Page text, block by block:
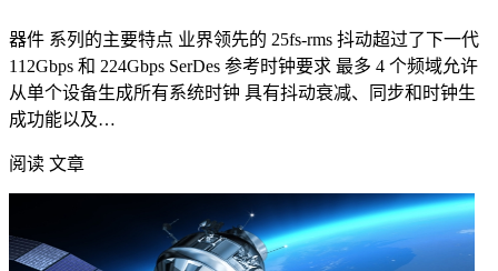
器件 系列的主要特点 业界领先的 25fs-rms 抖动超过了下一代
112Gbps 和 224Gbps SerDes 参考时钟要求 最多 4 个频域允许
从单个设备生成所有系统时钟 具有抖动衰减、同步和时钟生
成功能以及…
阅读 文章